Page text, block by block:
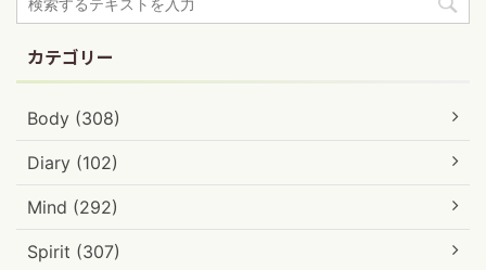
カテゴリー
Body (308)
Diary (102)
Mind (292)
Spirit (307)